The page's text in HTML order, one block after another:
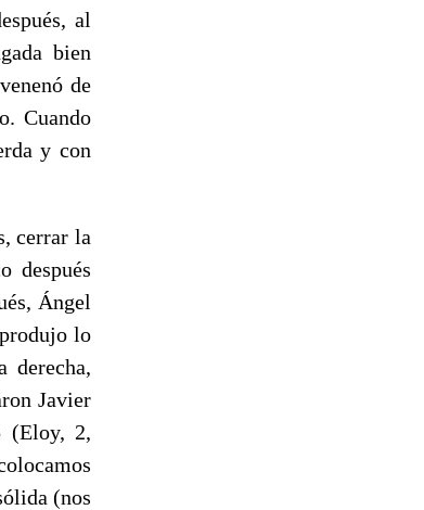
al
bien
de
Cuando
y con
cerrar la
después
Ángel
lo
derecha,
Javier
(Eloy, 2,
(nos